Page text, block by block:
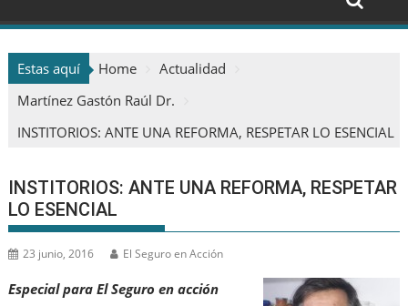
Estas aquí Home
Actualidad
Martínez Gastón Raúl Dr.
INSTITORIOS: ANTE UNA REFORMA, RESPETAR LO ESENCIAL
INSTITORIOS: ANTE UNA REFORMA, RESPETAR
LO ESENCIAL
23 junio, 2016 El Seguro en Acción
Especial para El Seguro en acción